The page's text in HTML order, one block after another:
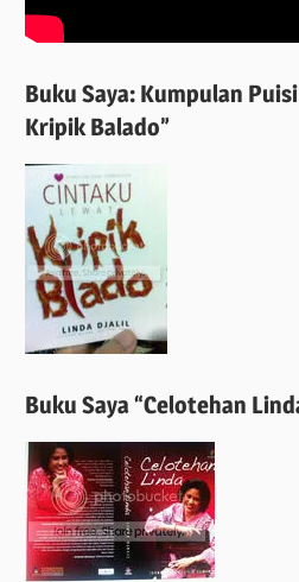
Buku Saya: Kumpulan
Kripik Balado”
Buku Saya “Celotehan